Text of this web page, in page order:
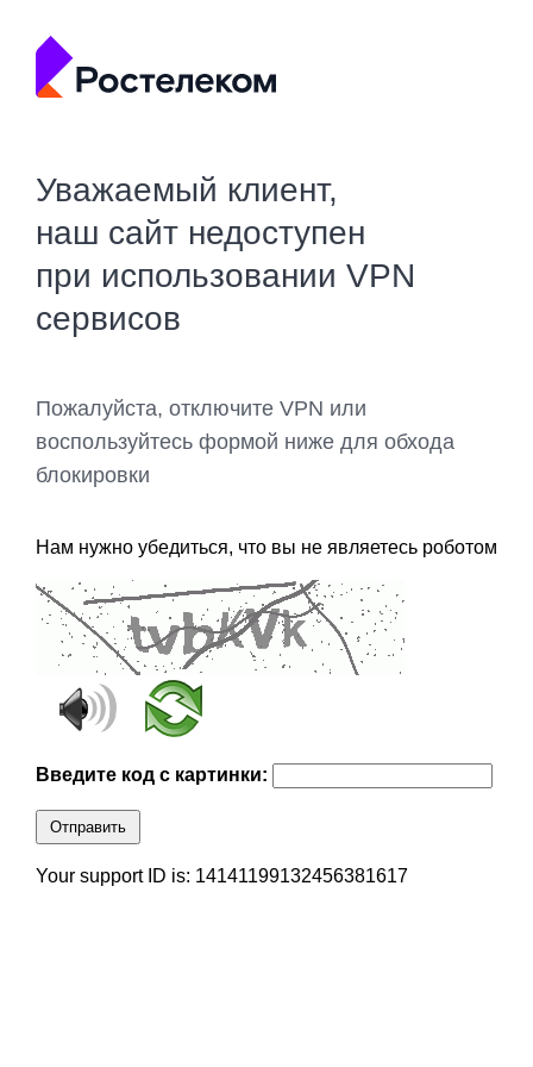
Уважаемый клиент,
наш сайт недоступен
при использовании VPN
сервисов
Пожалуйста, отключите VPN или
воспользуйтесь формой ниже для обхода
блокировки
Нам нужно убедиться, что вы не являетесь роботом
Введите код с картинки:
Отправить
Your support ID is: 14141199132456381617